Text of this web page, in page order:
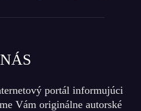
portál informujúci
Vám originálne autorské